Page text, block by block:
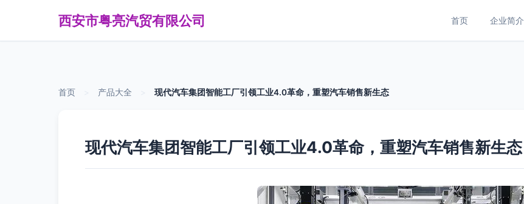
西安市粤亮汽贸有限公司 首页 企业简介
首页 产品大全 现代汽车集团智能工厂引领工业4.0革命，重塑汽车销售新生态
现代汽车集团智能工厂引领工业4.0革命，重塑汽车销售新生态